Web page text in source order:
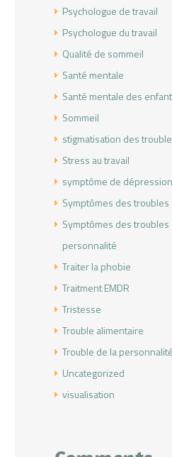
Psychologue de travail
Psychologue du travail
Qualité de sommeil
Santé mentale
Santé mentale des
Sommeil
stigmatisation des
Stress au travail
symptôme de dépression
Symptômes des troubles
Symptômes des troubles
personnalité
Traiter la phobie
Traitment EMDR
Tristesse
Trouble alimentaire
Trouble de la personnalité
Uncategorized
visualisation